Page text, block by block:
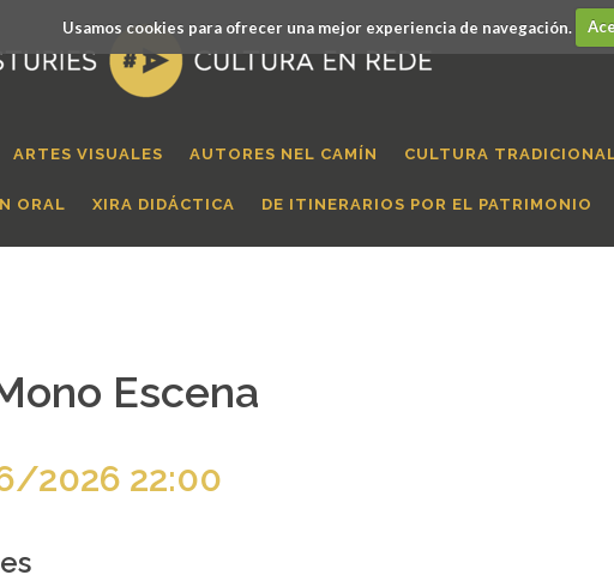
Usamos cookies para ofrecer una mejor experiencia de navegación.
ARTES VISUALES AUTORES NEL CAMÍN CULTURA
ORAL XIRA DIDÁCTICA DE ITINERARIOS POR EL PATRIMONIO
Escena
2026 22:00